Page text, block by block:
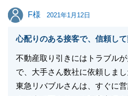
ご紹介いただいた際は特典がご
相談下さい。
あらためましてS様、今後とも
閉じる
F様
F様 2021年1月12日
心配りのある接客で、信頼し
不動産取り引きにはトラブル
で、大手さん数社に依頼しまし
東急リバブルさんは、すぐに